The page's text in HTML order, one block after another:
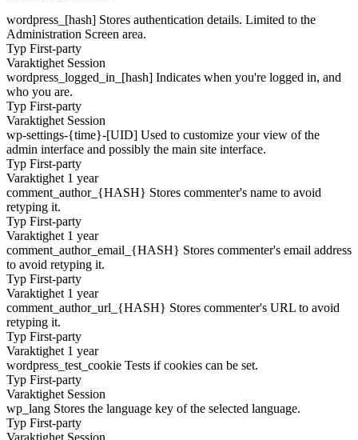
wordpress_[hash] Stores authentication details. Limited to the
Administration Screen area.
Typ First-party
Varaktighet Session
wordpress_logged_in_[hash] Indicates when you're logged in, and
who you are.
Typ First-party
Varaktighet Session
wp-settings-{time}-[UID] Used to customize your view of the
admin interface and possibly the main site interface.
Typ First-party
Varaktighet 1 year
comment_author_{HASH} Stores commenter's name to avoid
retyping it.
Typ First-party
Varaktighet 1 year
comment_author_email_{HASH} Stores commenter's email address
to avoid retyping it.
Typ First-party
Varaktighet 1 year
comment_author_url_{HASH} Stores commenter's URL to avoid
retyping it.
Typ First-party
Varaktighet 1 year
wordpress_test_cookie Tests if cookies can be set.
Typ First-party
Varaktighet Session
wp_lang Stores the language key of the selected language.
Typ First-party
Varaktighet Session